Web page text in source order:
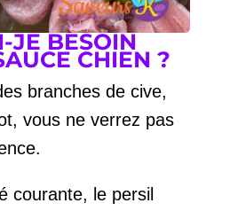
JE BESOIN
CHIEN ?
branches de cive,
vous ne verrez pas
courante, le persil